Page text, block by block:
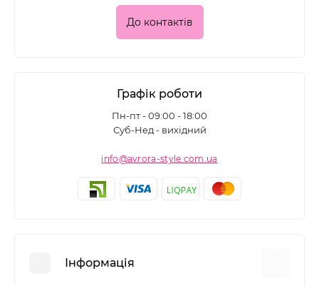
До контактів
Графік роботи
Пн-пт - 09:00 - 18:00
Суб-Нед - вихідний
info@avrora-style.com.ua
Інформація